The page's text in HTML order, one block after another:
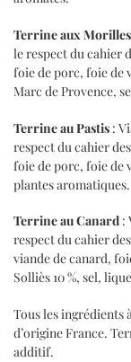
Terrine aux Morilles
le respect du cahier
foie de porc, foie de
Marc de Provence,
Terrine au Pastis :
respect du cahier
foie de porc, foie de
plantes aromatiques.
Terrine au Canard :
respect du cahier
viande de canard,
Solliès 10 %, sel,
Tous les ingrédients
d’origine France.
additif.